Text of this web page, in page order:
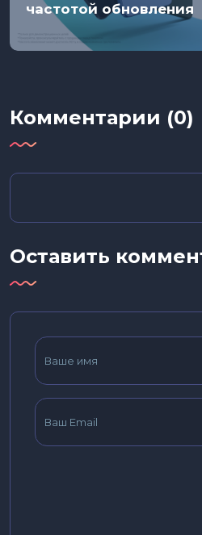
частотой обновления
Комментарии (0)
Оставить